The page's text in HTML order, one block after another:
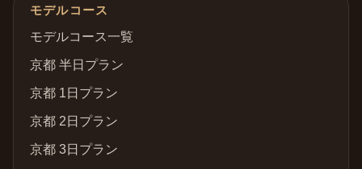
モデルコース
モデルコース一覧
京都 半日プラン
京都 1日プラン
京都 2日プラン
京都 3日プラン